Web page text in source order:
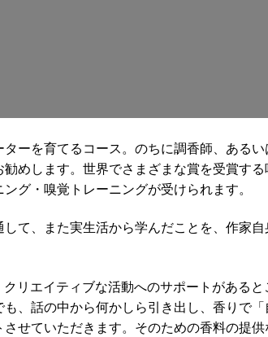
ーを育てるコース。のちに調香師、あるい
めします。世界でさまざまな賞を受賞する
グ・嗅覚トレーニングが受けられます。
て、また実生活から学んだことを、作家自
リエイティブな活動へのサポートがあると
、話の中から何かしら引き出し、香りで「
せていただきます。そのための香料の提供